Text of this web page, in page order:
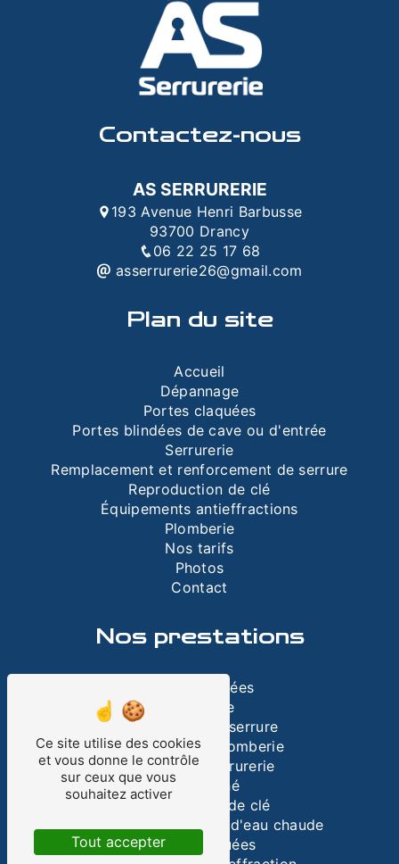
Contactez-nous
AS SERRURERIE
193 Avenue Henri Barbusse
93700 Drancy
06 22 25 17 68
asserrurerie26@gmail.com
Plan du site
Accueil
Dépannage
Portes claquées
Portes blindées de cave ou d'entrée
Serrurerie
Remplacement et renforcement de serrure
Reproduction de clé
Équipements antieffractions
Plomberie
Nos tarifs
Photos
Contact
Nos prestations
Portes blindées
Plomberie
Remplacement serrure
Engorgement plomberie
Dépannage serrurerie
WC bouché
Reproduction de clé
Remplacement ballon d'eau chaude
Portes claquées
Ce site utilise des cookies
et vous donne le contrôle
sur ceux que vous
souhaitez activer
Tout accepter